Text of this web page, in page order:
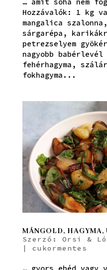
Hozzávalók: 1 kg
mangalica
sárgarépa,
petrezselyem
nagyobb
fehérhagyma,
fokhagyma...
MÁNGOLD, HAGYMA,
Szerző: Orsi &
| cukormentes
… gyors ebéd